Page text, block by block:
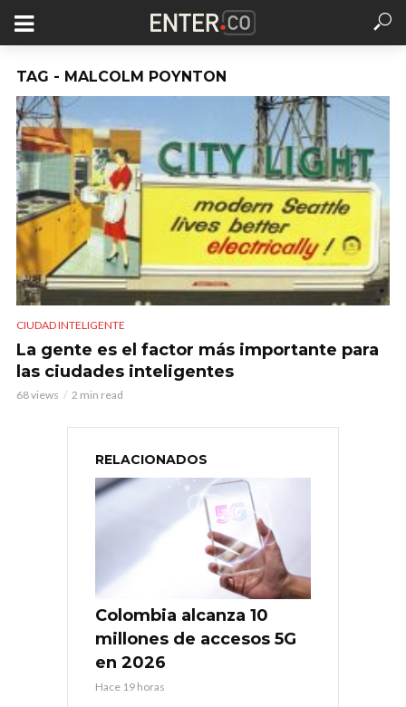
TAG - MALCOLM POYNTON
CIUDAD INTELIGENTE
La gente es el factor más importante para
las ciudades inteligentes
68 views 2 min read
RELACIONADOS
Colombia alcanza 10
millones de accesos 5G
en 2026
Hace 19 horas